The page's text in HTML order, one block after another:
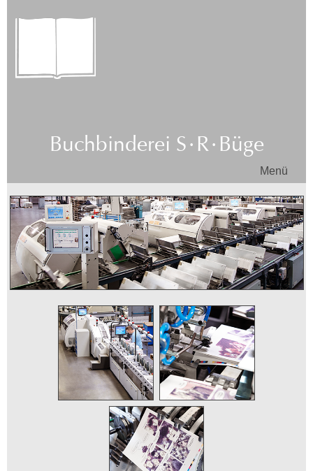
Buchbinderei S·R· Büge
Menü